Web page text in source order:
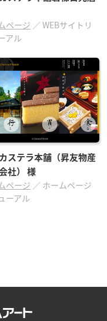
ページ ／ WEBサイトリ
アル
ステラ本舗（昇友物産
社） 様
ページ ／ ホームページ
ーアル